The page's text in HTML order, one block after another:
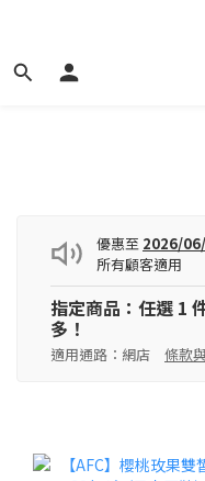
優惠至 2026/
所有顧客適用
指定商品：任選 1
多！
適用通路：網店 條款